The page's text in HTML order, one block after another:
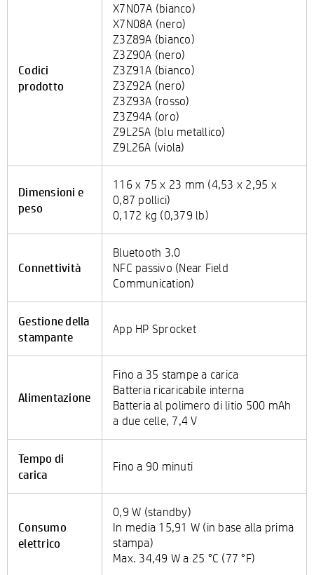
Codici
prodotto
X7N07A (bianco)
X7N08A (nero)
Z3Z89A (bianco)
Z3Z90A (nero)
Z3Z91A (bianco)
Z3Z92A (nero)
Z3Z93A (rosso)
Z3Z94A (oro)
Z9L25A (blu metallico)
Z9L26A (viola)
Dimensioni e
peso
116 x 75 x 23 mm (4,53 x 2,95 x
0,87 pollici)
0,172 kg (0,379 lb)
Connettività
Bluetooth 3.0
NFC passivo (Near Field
Communication)
Gestione della
stampante
App HP Sprocket
Alimentazione
Fino a 35 stampe a carica
Batteria ricaricabile interna
Batteria al polimero di litio 500 mAh
a due celle, 7,4 V
Tempo di
carica
Fino a 90 minuti
Consumo
elettrico
0,9 W (standby)
In media 15,91 W (in base alla prima
stampa)
Max. 34,49 W a 25 °C (77 °F)